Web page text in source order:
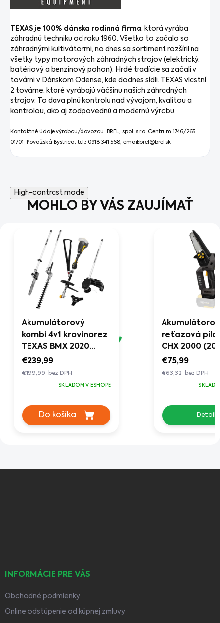
TEXAS je 100% dánska rodinná firma, ktorá vyrába
záhradnú techniku od roku 1960. Všetko to začalo so
záhradnými kultivátormi, no dnes sa sortiment rozšíril na
všetky typy motorových záhradných strojov (elektrický,
batériový a benzínový pohon). Hrdé tradície sa začali v
továrni v Dánskom Odense, kde dodnes sídli. TEXAS vlastní
2 továrne, ktoré vyrábajú väčšinu našich záhradných
strojov. To dáva plnú kontrolu nad vývojom, kvalitou a
kontrolou, ako aj zodpovednú a modernú výrobu.
Kontaktné údaje výrobcu/dovozcu: BREL, spol. s r.o. Centrum 1746/265
01701 Považská Bystrica, tel.: 0918 341 568, email:brel@brel.sk
High-contrast mode
MOHLO BY VÁS ZAUJÍMAŤ
Akumulátorový
kombi 4v1 krovinorez
TEXAS BMX 2020
(20V)
€239,99
€199,99 bez DPH
SKLADOM V ESHOPE
Do košíka
reťazová píla
CHX 2000
€75,99
€63,32 bez DPH
Detail
INFORMÁCIE PRE VÁS
Obchodné podmienky
Online odstúpenie od kúpnej zmluvy